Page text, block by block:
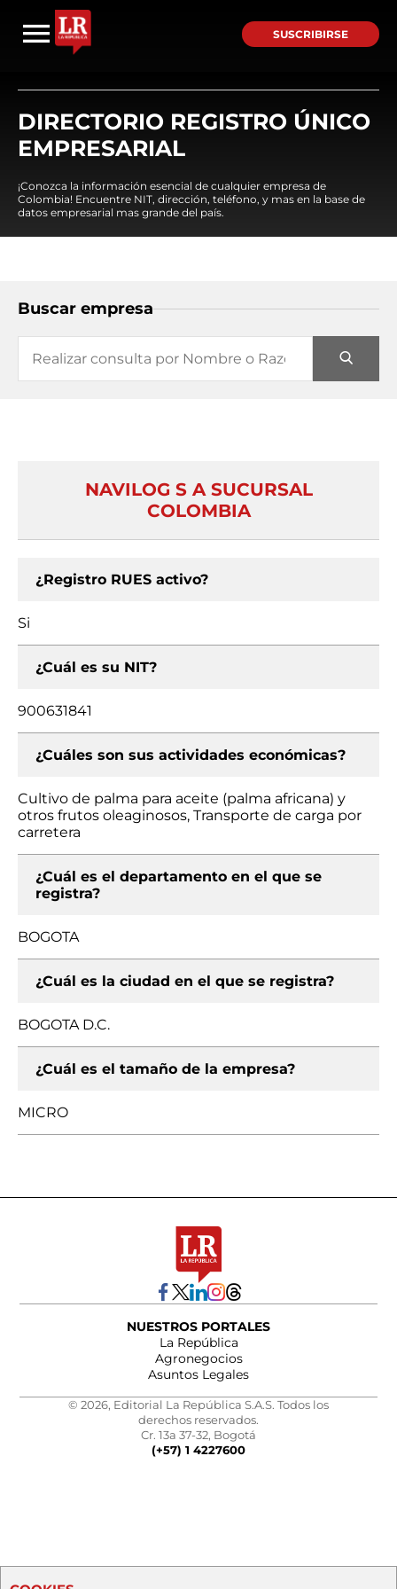
SUSCRIBIRSE
DIRECTORIO REGISTRO ÚNICO
EMPRESARIAL
¡Conozca la información esencial de cualquier empresa de
Colombia! Encuentre NIT, dirección, teléfono, y mas en la base de
datos empresarial mas grande del país.
Buscar empresa
NAVILOG S A SUCURSAL
COLOMBIA
¿Registro RUES activo?
Si
¿Cuál es su NIT?
900631841
¿Cuáles son sus actividades económicas?
Cultivo de palma para aceite (palma africana) y
otros frutos oleaginosos, Transporte de carga por
carretera
¿Cuál es el departamento en el que se
registra?
BOGOTA
¿Cuál es la ciudad en el que se registra?
BOGOTA D.C.
¿Cuál es el tamaño de la empresa?
MICRO
NUESTROS PORTALES
La República
Agronegocios
Asuntos Legales
© 2026, Editorial La República S.A.S. Todos los
derechos reservados.
Cr. 13a 37-32, Bogotá
(+57) 1 4227600